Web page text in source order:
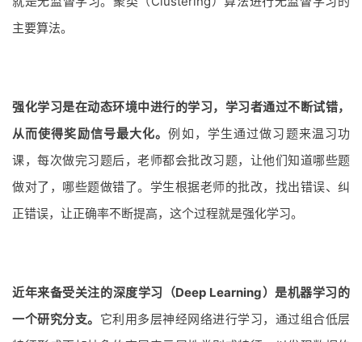
主要算法。
强化学习是在动态环境中进行的学习，学习者通过不断试错，
从而使得奖励信号最大化。例如，学生通过做习题来温习功
课，每次做完习题后，老师都会批改习题，让他们知道哪些题
做对了，哪些题做错了。学生根据老师的批改，找出错误、纠
正错误，让正确率不断提高，这个过程就是强化学习。
近年来备受关注的深度学习（Deep Learning）是机器学习的
一个研究分支。 它利用多层神经网络进行学习，通过组合低层